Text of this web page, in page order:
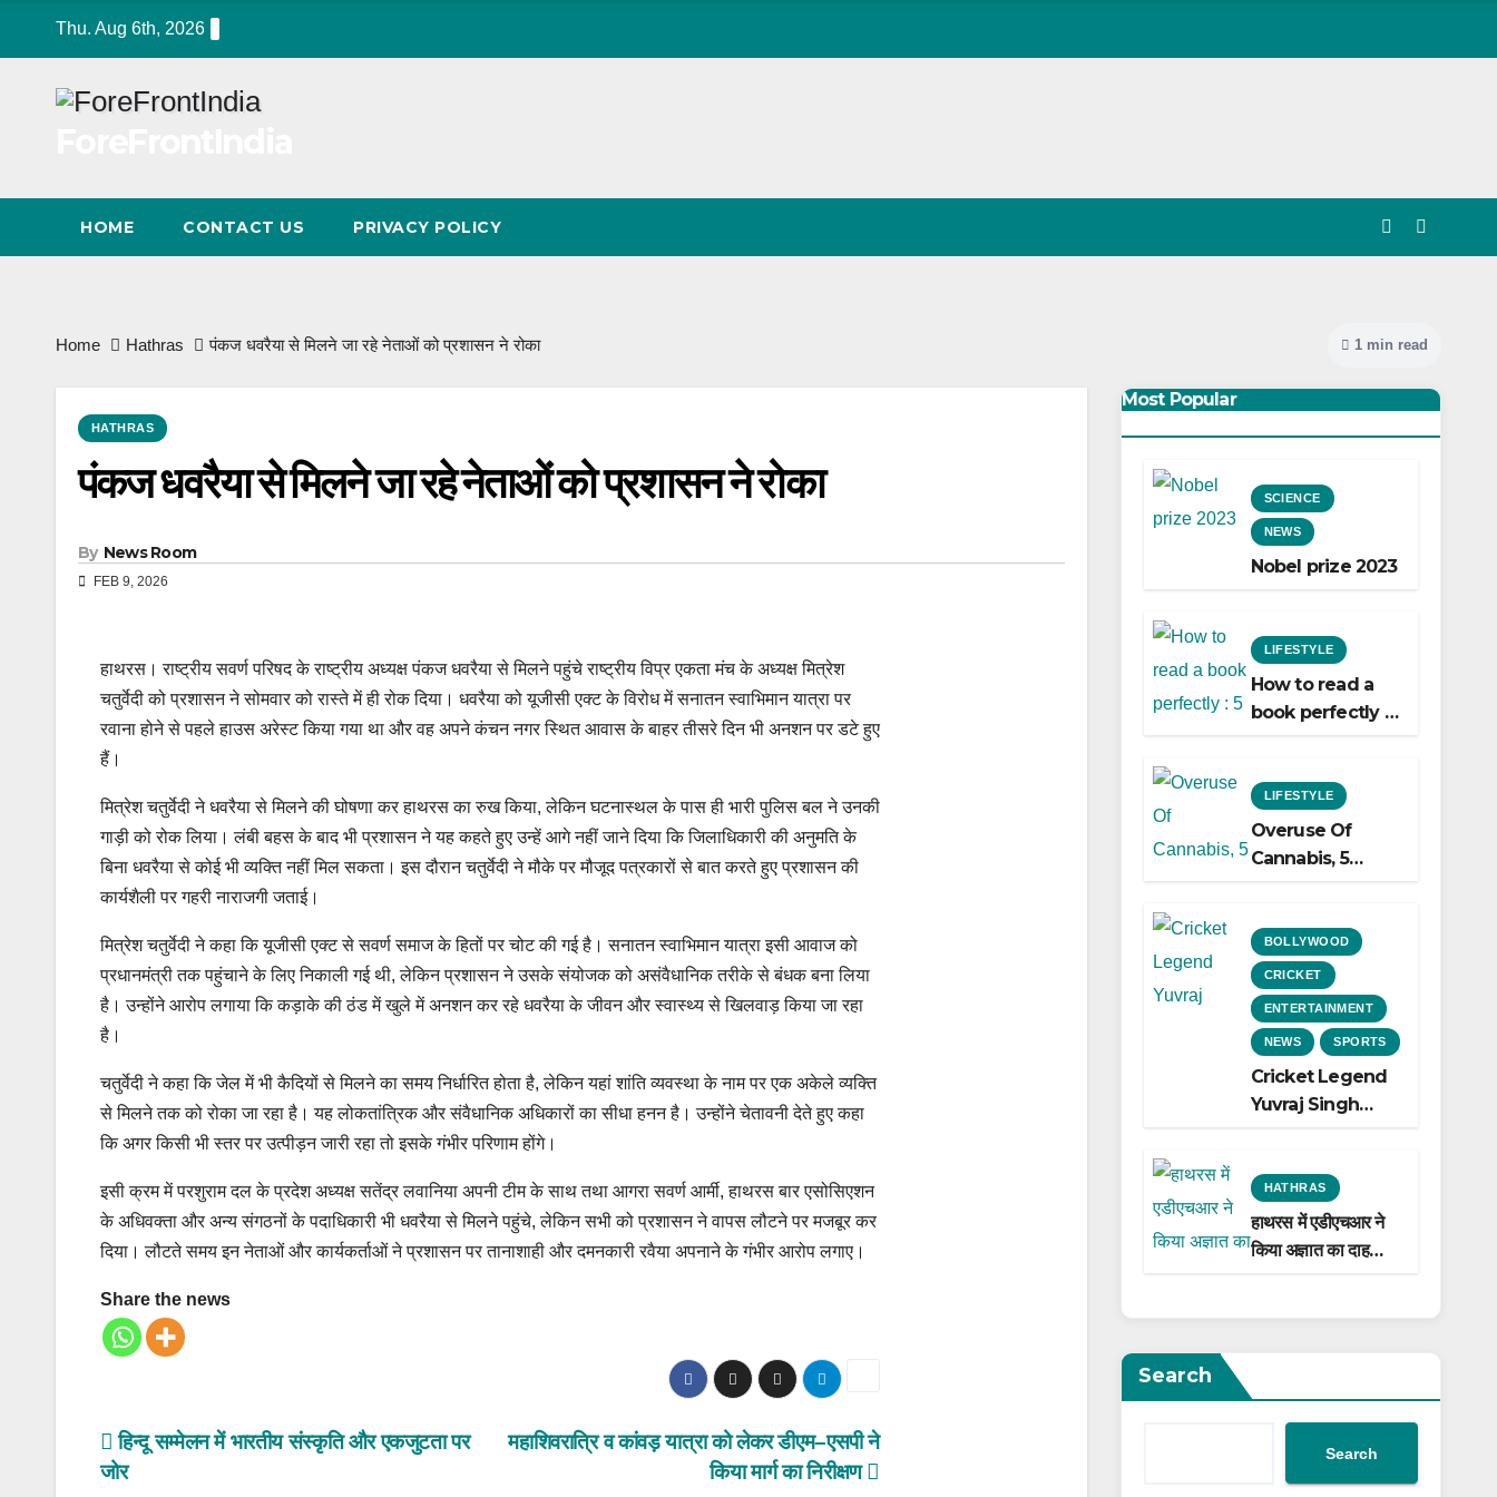
Thu. Aug 6th, 2026
HOME CONTACT US PRIVACY POLICY
Home Hathras पंकज धवरैया से मिलने जा रहे नेताओं को प्रशासन ने रोका 1 min read
HATHRAS
पंकज धवरैया से मिलने जा रहे नेताओं को प्रशासन ने रोका
By News Room
FEB 9, 2026
हाथरस। राष्ट्रीय सवर्ण परिषद के राष्ट्रीय अध्यक्ष पंकज धवरैया से मिलने पहुंचे राष्ट्रीय विप्र एकता मंच के अध्यक्ष मित्रेश
चतुर्वेदी को प्रशासन ने सोमवार को रास्ते में ही रोक दिया। धवरैया को यूजीसी एक्ट के विरोध में सनातन स्वाभिमान यात्रा पर
रवाना होने से पहले हाउस अरेस्ट किया गया था और वह अपने कंचन नगर स्थित आवास के बाहर तीसरे दिन भी अनशन पर डटे हुए
हैं।
मित्रेश चतुर्वेदी ने धवरैया से मिलने की घोषणा कर हाथरस का रुख किया, लेकिन घटनास्थल के पास ही भारी पुलिस बल ने उनकी
गाड़ी को रोक लिया। लंबी बहस के बाद भी प्रशासन ने यह कहते हुए उन्हें आगे नहीं जाने दिया कि जिलाधिकारी की अनुमति के
बिना धवरैया से कोई भी व्यक्ति नहीं मिल सकता। इस दौरान चतुर्वेदी ने मौके पर मौजूद पत्रकारों से बात करते हुए प्रशासन की
कार्यशैली पर गहरी नाराजगी जताई।
मित्रेश चतुर्वेदी ने कहा कि यूजीसी एक्ट से सवर्ण समाज के हितों पर चोट की गई है। सनातन स्वाभिमान यात्रा इसी आवाज को
प्रधानमंत्री तक पहुंचाने के लिए निकाली गई थी, लेकिन प्रशासन ने उसके संयोजक को असंवैधानिक तरीके से बंधक बना लिया
है। उन्होंने आरोप लगाया कि कड़ाके की ठंड में खुले में अनशन कर रहे धवरैया के जीवन और स्वास्थ्य से खिलवाड़ किया जा रहा
है।
चतुर्वेदी ने कहा कि जेल में भी कैदियों से मिलने का समय निर्धारित होता है, लेकिन यहां शांति व्यवस्था के नाम पर एक अकेले व्यक्ति
से मिलने तक को रोका जा रहा है। यह लोकतांत्रिक और संवैधानिक अधिकारों का सीधा हनन है। उन्होंने चेतावनी देते हुए कहा
कि अगर किसी भी स्तर पर उत्पीड़न जारी रहा तो इसके गंभीर परिणाम होंगे।
इसी क्रम में परशुराम दल के प्रदेश अध्यक्ष सतेंद्र लवानिया अपनी टीम के साथ तथा आगरा सवर्ण आर्मी, हाथरस बार एसोसिएशन
के अधिवक्ता और अन्य संगठनों के पदाधिकारी भी धवरैया से मिलने पहुंचे, लेकिन सभी को प्रशासन ने वापस लौटने पर मजबूर कर
दिया। लौटते समय इन नेताओं और कार्यकर्ताओं ने प्रशासन पर तानाशाही और दमनकारी रवैया अपनाने के गंभीर आरोप लगाए।
Share the news
Post
महाशिवरात्रि व कांवड़ यात्रा को लेकर डीएम–एसपी ने
किया मार्ग का निरीक्षण
हिन्दू सम्मेलन में भारतीय संस्कृति और एकजुटता पर
जोर
Most Popular
SCIENCE
NEWS
Nobel prize 2023
LIFESTYLE
How to read a
book perfectly :
LIFESTYLE
Overuse Of
Cannabis, 5
And Heart
Failure, Study
Finds
BOLLYWOOD
CRICKET
ENTERTAINMENT
NEWS SPORTS
Cricket Legend
Yuvraj Singh
Preview of the
Film Celebrating
His Legacy
HATHRAS
हाथरस में एडीएचआर ने
किया अज्ञात का दाह
Search
Search